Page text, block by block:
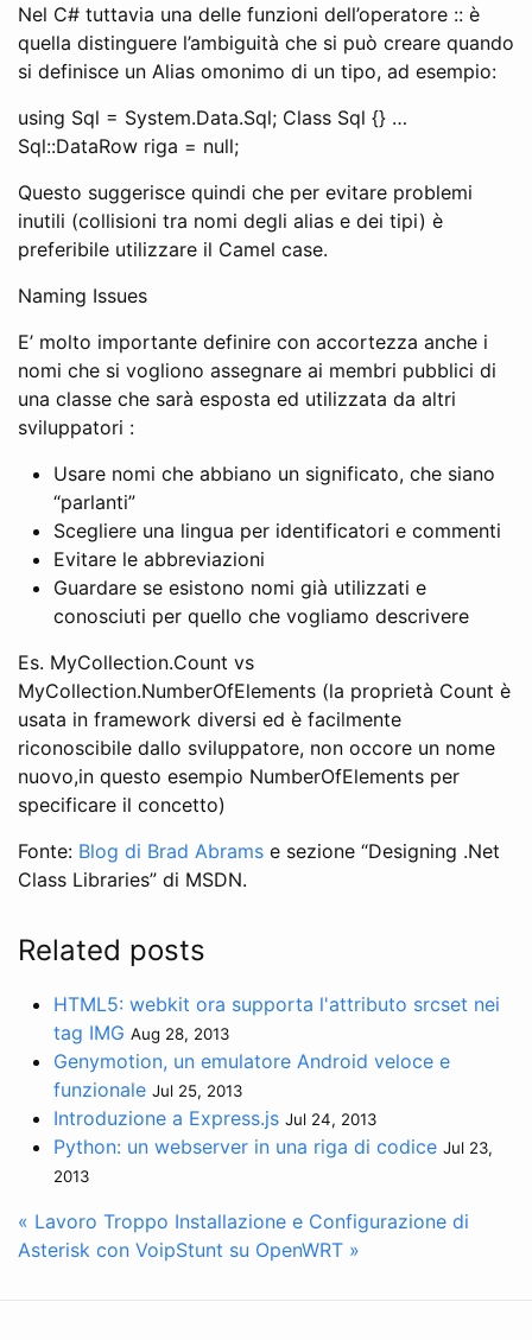
Nel C# tuttavia una delle funzioni dell’operatore :: è
quella distinguere l’ambiguità che si può creare quando
si definisce un Alias omonimo di un tipo, ad esempio:
using Sql = System.Data.Sql; Class Sql {} …
Sql::DataRow riga = null;
Questo suggerisce quindi che per evitare problemi
inutili (collisioni tra nomi degli alias e dei tipi) è
preferibile utilizzare il Camel case.
Naming Issues
E’ molto importante definire con accortezza anche i
nomi che si vogliono assegnare ai membri pubblici di
una classe che sarà esposta ed utilizzata da altri
sviluppatori :
Usare nomi che abbiano un significato, che siano
“parlanti”
Scegliere una lingua per identificatori e commenti
Evitare le abbreviazioni
Guardare se esistono nomi già utilizzati e
conosciuti per quello che vogliamo descrivere
Es. MyCollection.Count vs
MyCollection.NumberOfElements (la proprietà Count è
usata in framework diversi ed è facilmente
riconoscibile dallo sviluppatore, non occore un nome
nuovo,in questo esempio NumberOfElements per
specificare il concetto)
Fonte: Blog di Brad Abrams e sezione “Designing .Net
Class Libraries” di MSDN.
Related posts
HTML5: webkit ora supporta l'attributo srcset nei
tag IMG Aug 28, 2013
Genymotion, un emulatore Android veloce e
funzionale Jul 25, 2013
Introduzione a Express.js Jul 24, 2013
Python: un webserver in una riga di codice Jul 23,
2013
« Lavoro Troppo Installazione e Configurazione di
Asterisk con VoipStunt su OpenWRT »